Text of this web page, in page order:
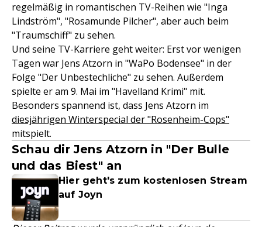
regelmäßig in romantischen TV-Reihen wie "Inga
Lindström", "Rosamunde Pilcher", aber auch beim
"Traumschiff" zu sehen.
Und seine TV-Karriere geht weiter: Erst vor wenigen
Tagen war Jens Atzorn in "WaPo Bodensee" in der
Folge "Der Unbestechliche" zu sehen. Außerdem
spielte er am 9. Mai im "Havelland Krimi" mit.
Besonders spannend ist, dass Jens Atzorn im
diesjährigen Winterspecial der "Rosenheim-Cops"
mitspielt.
Schau dir Jens Atzorn in "Der Bulle
und das Biest" an
Hier geht's zum kostenlosen Stream
auf Joyn